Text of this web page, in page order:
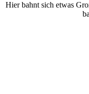
Hier bahnt sich etwas